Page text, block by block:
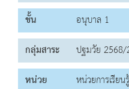
ชั้น
อนุบาล 1
กลุ่มสาระ
ปฐมวัย
หน่วย
หน่วยการเรีย